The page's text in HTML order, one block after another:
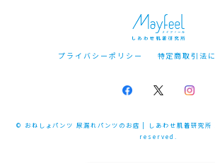
ん。 大人用の製品であるこ
すく、またパッドの違いなど
案内できるよう進めてまいり
2025/01/24
プライバシーポリシー 特定商取引法
© おねしょパンツ 尿漏れパンツのお店 | しあわせ肌着研
reserved.